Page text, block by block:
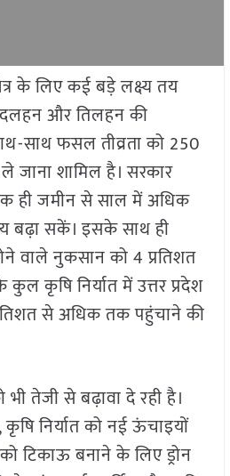
के लिए कई बड़े लक्ष्य तय
दलहन और तिलहन की
साथ फसल तीव्रता को 250
जाना शामिल है। सरकार
ही जमीन से साल में अधिक
सकें। इसके साथ ही
वाले नुकसान को 4 प्रतिशत
कृषि निर्यात में उत्तर प्रदेश
से अधिक तक पहुंचाने की
तेजी से बढ़ावा दे रही है।
निर्यात को नई ऊंचाइयों
टिकाऊ बनाने के लिए ड्रोन